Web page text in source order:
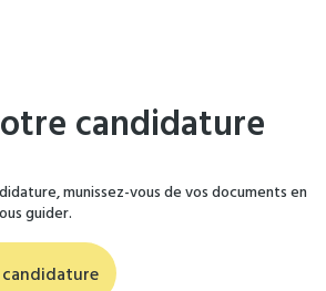
candidature
munissez-vous de vos documents en
guider.
candidature